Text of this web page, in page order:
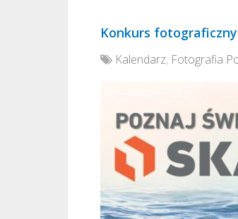
Konkurs
Kalendarz, Fotografia